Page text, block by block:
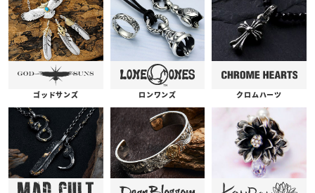
ゴッドサンズ ロンワンズ クロムハーツ